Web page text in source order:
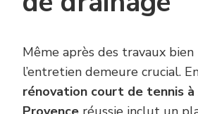
Même après des travaux bien
l’entretien demeure crucial.
rénovation court de tennis à